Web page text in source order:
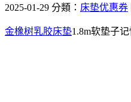
2025-01-29 分類： 床垫优惠券
金橡树乳胶床垫1.8m软垫子